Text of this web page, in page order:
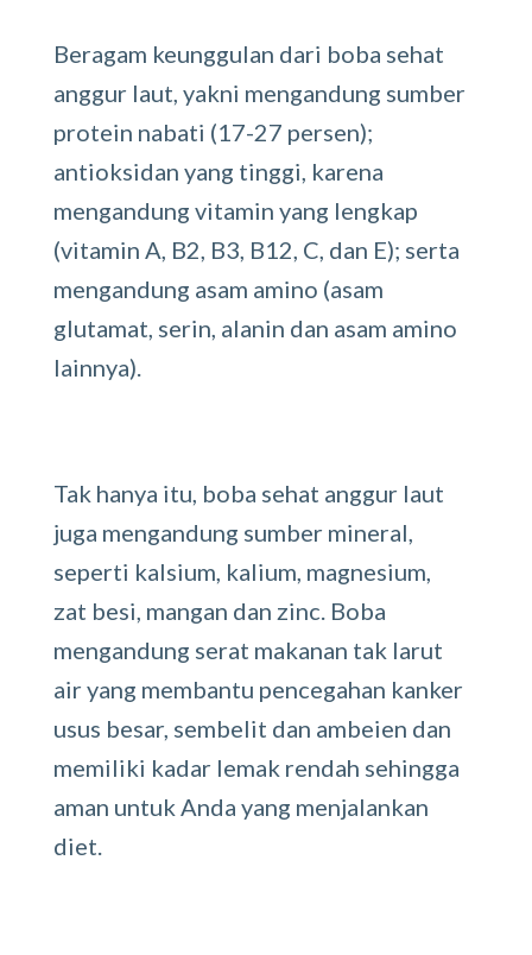
Beragam keunggulan dari boba sehat
anggur laut, yakni mengandung sumber
protein nabati (17-27 persen);
antioksidan yang tinggi, karena
mengandung vitamin yang lengkap
(vitamin A, B2, B3, B12, C, dan E); serta
mengandung asam amino (asam
glutamat, serin, alanin dan asam amino
lainnya).
Tak hanya itu, boba sehat anggur laut
juga mengandung sumber mineral,
seperti kalsium, kalium, magnesium,
zat besi, mangan dan zinc. Boba
mengandung serat makanan tak larut
air yang membantu pencegahan kanker
usus besar, sembelit dan ambeien dan
memiliki kadar lemak rendah sehingga
aman untuk Anda yang menjalankan
diet.